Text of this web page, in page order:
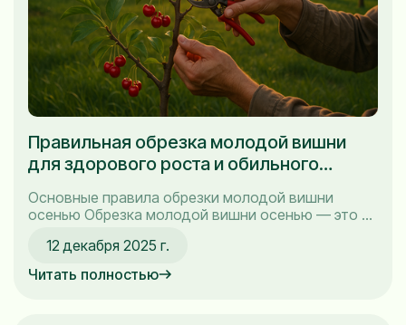
Правильная обрезка молодой вишни
для здорового роста и обильного
Основные правила обрезки молодой вишни
осенью Обрезка молодой вишни осенью — это не
важная практика, которая помогает
сформировать правильную крону и сохранить
здоровье дерева. За годы, проведенные на своем
12 декабря 2025 г.
Читать полностью